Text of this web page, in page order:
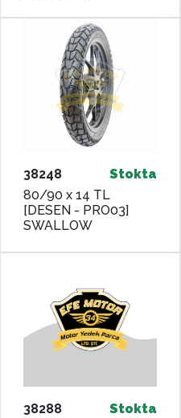
38248
Stokta
80/90 x 14 TL
[DESEN - PRO03]
SWALLOW
38288
Stokta